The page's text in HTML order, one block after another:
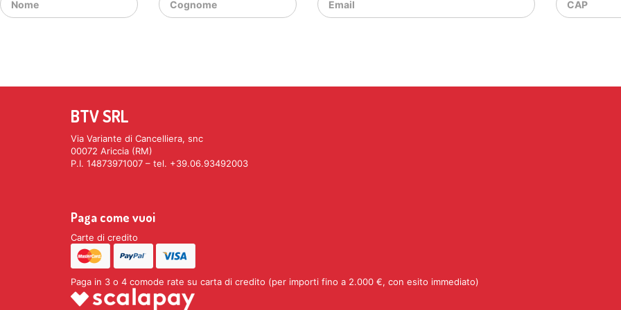
BTV SRL
Via Variante di Cancelliera, snc
00072 Ariccia (RM)
P.I. 14873971007 – tel. +39.06.93492003
Paga come vuoi
Carte di credito
Paga in 3 o 4 comode rate su carta di credito (per importi fino a 2.000 €, con esito immediato)